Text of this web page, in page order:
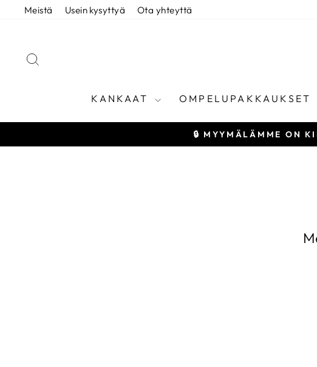
SiirryMeistä Usein kysyttyä Ota yhteyttä
KANKAAT OMPELUPAKKAUKSET
🔒 MYYMÄLÄMME ON